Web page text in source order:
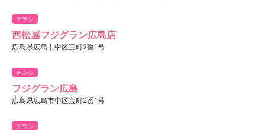
チラシ
西松屋フジグラン広島店
広島県広島市中区宝町2番1号
チラシ
フジグラン広島
広島県広島市中区宝町2番1号
チラシ